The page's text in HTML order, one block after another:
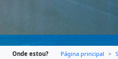
Onde estou? Página principal